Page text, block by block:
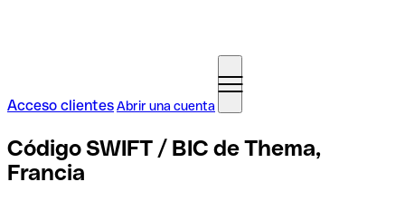
Acceso clientesAbrir una cuenta
Código SWIFT / BIC de Thema,
Francia